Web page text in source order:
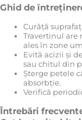
Ghid de
Curăță
Travertinul are
ales în zone
Evită acizii și
sau chitul din
Șterge petele
absorbție.
Verifică
Întrebări